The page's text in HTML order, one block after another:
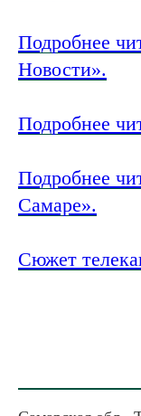
Подробнее
Новости».
Подробнее
Подробнее
Самаре».
Сюжет